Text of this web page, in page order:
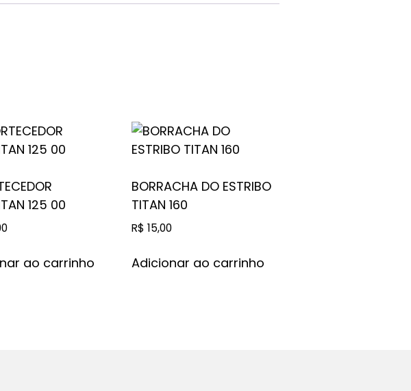
125 00
ao carrinho
BORRACHA DO ESTRIBO
TITAN 160
R$ 15,00
Adicionar ao carrinho